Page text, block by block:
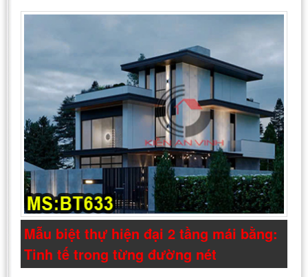
Mẫu biệt thự hiện đại 2 tầng mái bằng:
Tinh tế trong từng đường nét